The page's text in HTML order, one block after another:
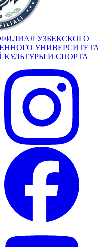
УЗБЕКСКОГО
УНИВЕРСИТЕТА
КУЛЬТУРЫ И СПОРТА